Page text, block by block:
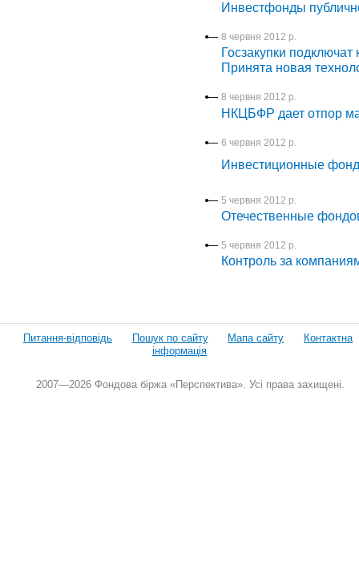
Инвестфонды
8 червня 2012 р.
Госзакупки подключат
Принята новая
8 червня 2012 р.
НКЦБФР дает отпор
6 червня 2012 р.
Инвестиционные
5 червня 2012 р.
Отечественные
5 червня 2012 р.
Контроль за
Питання-відповідь Пошук по сайту Мапа сайту
Контактна
інформація
2007—2026 Фондова біржа «Перспектива». Усі права захищені.